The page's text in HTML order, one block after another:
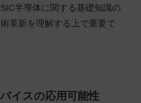
半導体に関する基礎知識の
革新を理解する上で重要で
イスの応用可能性